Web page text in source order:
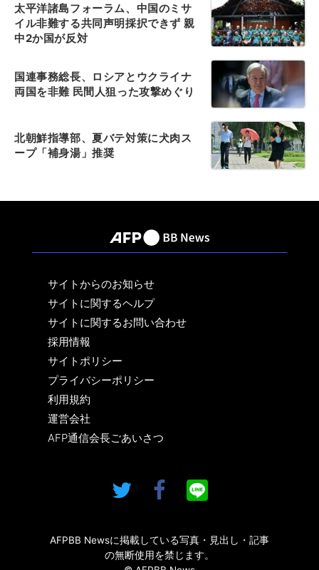
太平洋諸島フォーラム、中国のミサ
イル非難する共同声明採択できず 親
中2か国が反対
国連事務総長、ロシアとウクライナ
両国を非難 民間人狙った攻撃めぐり
北朝鮮指導部、夏バテ対策に犬肉ス
ープ「補身湯」推奨
サイトからのお知らせ
サイトに関するヘルプ
サイトに関するお問い合わせ
採用情報
サイトポリシー
プライバシーポリシー
利用規約
運営会社
AFP通信会長ごあいさつ
AFPBB Newsに掲載している写真・見出し・記事
の無断使用を禁じます。